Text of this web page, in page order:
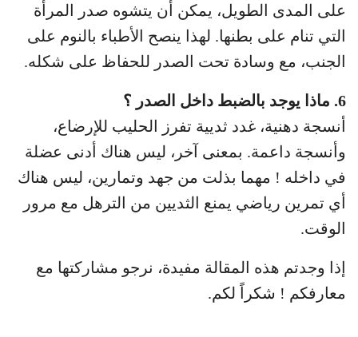
على المدى الطويل، يمكن أن يتشوه صدر المرأة
التي تنام على بطنها. لهذا ينصح الأطباء بالنوم على
الجنب، مع وسادة تحت الصدر للحفاظ على شكله.
6. ماذا يوجد بالضبط داخل الصدر ؟
أنسجة دهنية، غدد ثديية تفرز الحليب للإرضاع،
وأنسجة داعمة. بمعنى آخر، ليس هناك أدنى عضلة
في داخله ! مهما بذلت من جهد وتمارين، ليس هناك
أي تمرين رياضي يمنع الثديين من الترهل مع مرور
الوقت.
إذا وجدتم هذه المقالة مفيدة، نرجو مشاركتها مع
معارفكم ! شكراً لكم.